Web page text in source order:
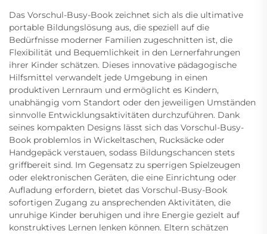
Das Vorschul-Busy-Book zeichnet sich als die ultimative
portable Bildungslösung aus, die speziell auf die
Bedürfnisse moderner Familien zugeschnitten ist, die
Flexibilität und Bequemlichkeit in den Lernerfahrungen
ihrer Kinder schätzen. Dieses innovative pädagogische
Hilfsmittel verwandelt jede Umgebung in einen
produktiven Lernraum und ermöglicht es Kindern,
unabhängig vom Standort oder den jeweiligen Umständen
sinnvolle Entwicklungsaktivitäten durchzuführen. Dank
seines kompakten Designs lässt sich das Vorschul-Busy-
Book problemlos in Wickeltaschen, Rucksäcke oder
Handgepäck verstauen, sodass Bildungschancen stets
griffbereit sind. Im Gegensatz zu sperrigen Spielzeugen
oder elektronischen Geräten, die eine Einrichtung oder
Aufladung erfordern, bietet das Vorschul-Busy-Book
sofortigen Zugang zu ansprechenden Aktivitäten, die
unruhige Kinder beruhigen und ihre Energie gezielt auf
konstruktives Lernen lenken können. Eltern schätzen